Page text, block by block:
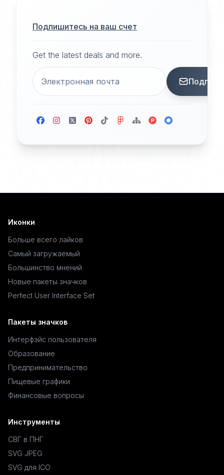
Подпишитесь на ваш счет
Get the latest deals and more.
Иконки
Больше всего лайков
Самый загружаемый
Большинство мнений
Новые пакеты значков
Perfect User Interface Set
Пакеты значков
Интерфэйс пользователя
Образование
Предпринимательство
Пищевые графики
Финансовые вопросы
Инструменты
СВГ в ПНГ
SVG JPEG
SVG для ICO